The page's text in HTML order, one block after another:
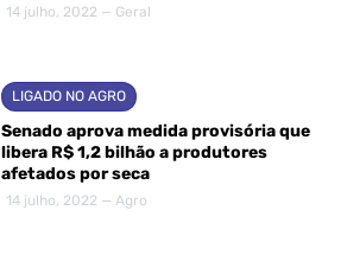
14 julho, 2022 — Geral
LIGADO NO AGRO
Senado aprova medida provisória que
libera R$ 1,2 bilhão a produtores
afetados por seca
14 julho, 2022 — Agro